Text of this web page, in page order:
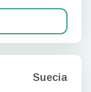
Suecia